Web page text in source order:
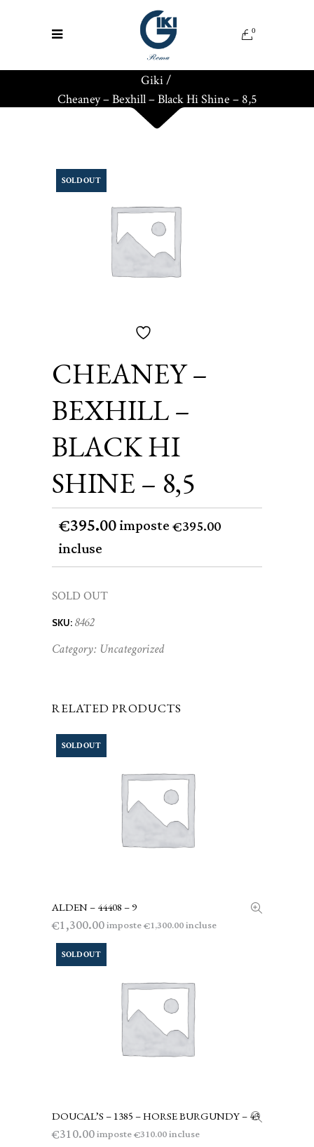
0
Giki/
Cheaney – Bexhill – Black Hi Shine – 8,5
SOLD OUT
CHEANEY –
BEXHILL –
BLACK HI
SHINE – 8,5
€395.00imposte€395.00
incluse
SOLD OUT
SKU: 8462
Category: Uncategorized
RELATED PRODUCTS
SOLD OUT
LEGGI TUTTO
ALDEN – 44408 – 9
€1,300.00imposte€1,300.00incluse
SOLD OUT
LEGGI TUTTO
DOUCAL’S – 1385 – HORSE BURGUNDY – 43
€310.00imposte€310.00incluse